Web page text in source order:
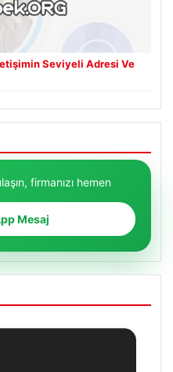
Seviyeli Adresi Ve
firmanızı hemen
Mesaj